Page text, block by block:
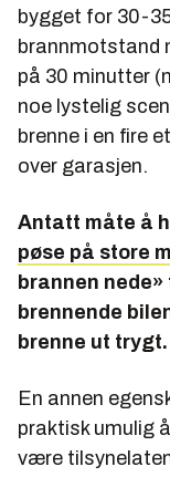
bygget for 30-
brannmotstand
på 30 minutter
noe lystelig
brenne i en fire
over garasjen.
Antatt måte å
pøse på store
brannen
brennende
brenne ut trygt.
En annen
praktisk umulig
være